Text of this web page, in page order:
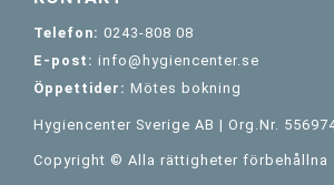
Telefon: 0243-808 08
E-post: info@hygiencenter.se
Öppettider: Mötes bokning
Hygiencenter Sverige AB | Org.Nr.
Copyright © Alla rättigheter förbehållna